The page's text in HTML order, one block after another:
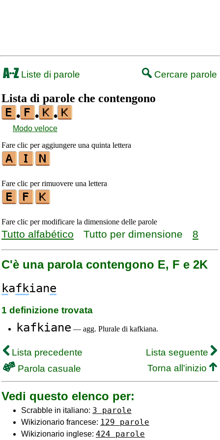
Liste di parole Cercare parole
Lista di parole che contengono
•
• •
Modo veloce
Fare clic per aggiungere una quinta lettera
Fare clic per rimuovere una lettera
Fare clic per modificare la dimensione delle parole
Tutto alfabético Tutto per dimensione 8
C'è una parola contengono E, F e 2K
kafkiane
1 definizione trovata
kafkiane — agg. Plurale di kafkiana.
Lista precedente
Lista seguente
Parola casuale
Torna all'inizio
Vedi questo elenco per:
Scrabble in italiano: 3 parole
Wikizionario francese: 129 parole
Wikizionario inglese: 424 parole